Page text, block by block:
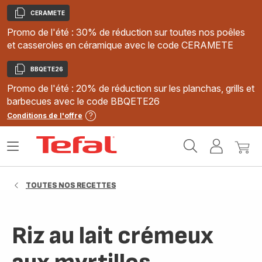
Copier
CERAMETE
Promo de l'été : 30% de réduction sur toutes nos poêles
et casseroles en céramique avec le code CERAMETE
Copier
BBQETE26
Promo de l'été : 20% de réduction sur les planchas, grills et
barbecues avec le code BBQETE26
Conditions de l'offre
MonMon
Ouvrir
TOUTES NOS RECETTES
Riz au lait crémeux